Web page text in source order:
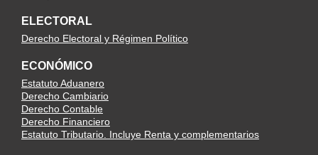
ELECTORAL
Derecho Electoral y Régimen Político
ECONÓMICO
Estatuto Aduanero
Derecho Cambiario
Derecho Contable
Derecho Financiero
Estatuto Tributario. Incluye Renta y complementarios